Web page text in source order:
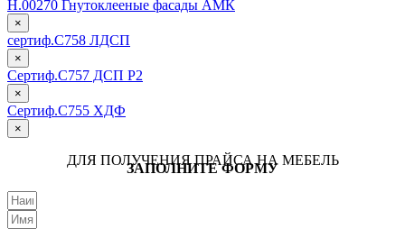
Н.00270 Гнутоклееные фасады АМК
×
сертиф.С758 ЛДСП
×
Сертиф.С757 ДСП Р2
×
Сертиф.С755 ХДФ
×
ДЛЯ ПОЛУЧЕНИЯ ПРАЙСА НА МЕБЕЛЬ
ЗАПОЛНИТЕ ФОРМУ